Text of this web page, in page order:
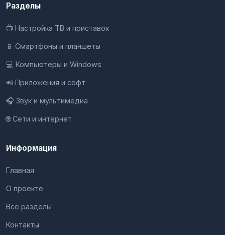
Разделы
📺 Настройка ТВ и приставок
📱 Смартфоны и планшеты
💻 Компьютеры и Windows
📲 Приложения и софт
🎧 Звук и мультимедиа
🌐 Сети и интернет
Информация
Главная
О проекте
Все разделы
Контакты